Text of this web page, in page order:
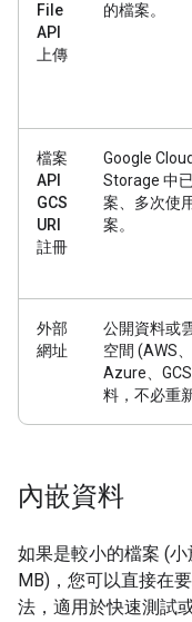
File
API
上傳
的檔案。
檔案
API
GCS
URI
註冊
Google Cloud
Storage 中
案、多次使
案。
外部
網址
公開資料或
空間 (AWS、
Azure、
料，不必重
內嵌資料
如果是較小的檔案 (
MB)，您可以直接在
法，適用於快速測試